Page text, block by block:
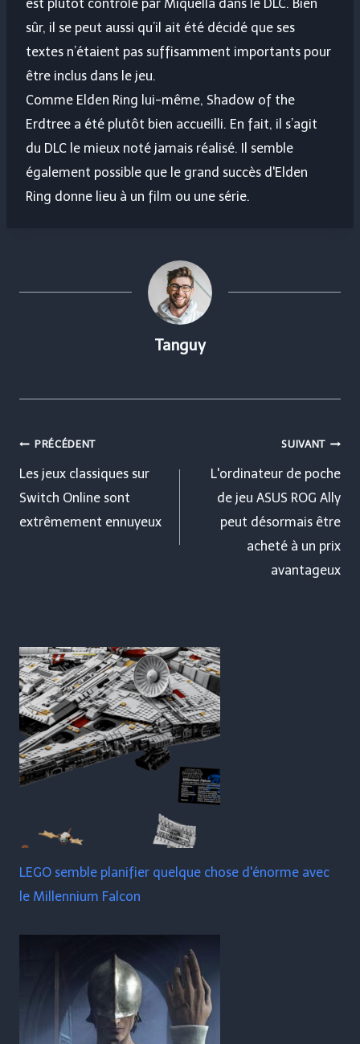
est plutôt contrôlé par Miquella dans le DLC. Bien
sûr, il se peut aussi qu’il ait été décidé que ses
textes n’étaient pas suffisamment importants pour
être inclus dans le jeu.
Comme Elden Ring lui-même, Shadow of the
Erdtree a été plutôt bien accueilli. En fait, il s’agit
du DLC le mieux noté jamais réalisé. Il semble
également possible que le grand succès d'Elden
Ring donne lieu à un film ou une série.
Tanguy
Navigation
de
l’article
PRÉCÉDENT
Les jeux classiques sur
Switch Online sont
extrêmement ennuyeux
SUIVANT
L'ordinateur de poche
de jeu ASUS ROG Ally
peut désormais être
acheté à un prix
avantageux
LEGO semble planifier quelque chose d'énorme avec
le Millennium Falcon